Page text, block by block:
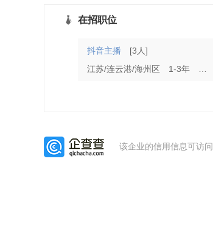
在招职位
抖音主播 [3人]
江苏/连云港/海州区
1-3年
该企业的信用信息可访问